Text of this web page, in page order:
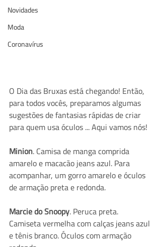
Novidades
Moda
Coronavírus
O Dia das Bruxas está chegando! Então,
para todos vocês, preparamos algumas
sugestões de fantasias rápidas de criar
para quem usa óculos ... Aqui vamos nós!
Minion. Camisa de manga comprida
amarelo e macacão jeans azul. Para
acompanhar, um gorro amarelo e óculos
de armação preta e redonda.
Marcie do Snoopy. Peruca preta.
Camiseta vermelha com calças jeans azul
e tênis branco. Óculos com armação